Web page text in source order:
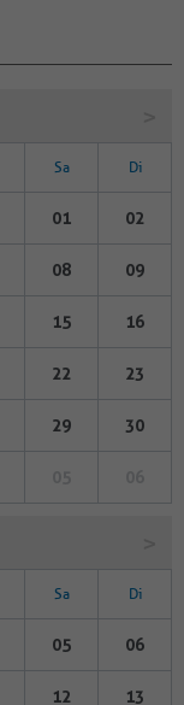
Sa Di
01 02
08 09
15 16
22 23
29 30
Sa Di
05 06
12 13